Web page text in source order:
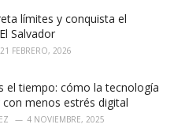
límites y conquista el
Salvador
21 FEBRERO, 2026
el tiempo: cómo la tecnología
menos estrés digital
4 NOVIEMBRE, 2025